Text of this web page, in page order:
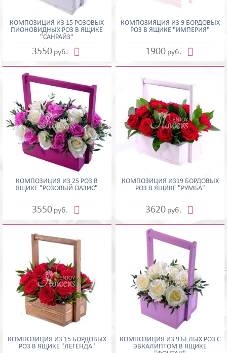
Гортензия
Лилии
Пионы
Подсолнухи
Розы
Розы кустовые
Ромашка
Тюльпаны
Хризантемы
Сбросить Применить
КОМПОЗИЦИЯ ИЗ 15 РОЗОВЫХ
ПИОНОВИДНЫХ РОЗ В ЯЩИКЕ
"САНРАЙЗ"
3550 руб. 
КОМПОЗИЯЦИЯ ИЗ 9 БОРДОВЫХ
РОЗ В ЯЩИКЕ "ИМПЕРИЯ"
1900 руб. 
КОМПОЗИЦИЯ ИЗ 25 РОЗ В
ЯЩИКЕ "РОЗОВЫЙ ОАЗИС"
3550 руб. 
КОМПОЗИЦИЯ ИЗ19 БОРДОВЫХ
РОЗ В ЯЩИКЕ "РУМБА"
3620 руб. 
КОМПОЗИЦИЯ ИЗ 15 БОРДОВЫХ
РОЗ В ЯЩИКЕ "ЛЕГЕНДА"
КОМПОЗИЦИЯ ИЗ 9 БЕЛЫХ РОЗ С
ЭВКАЛИПТОМ В ЯЩИКЕ